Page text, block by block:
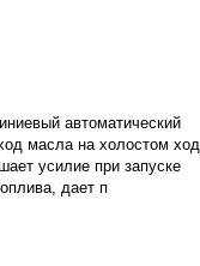
автоматический
масла на холостом
усилие при запуске
дает п